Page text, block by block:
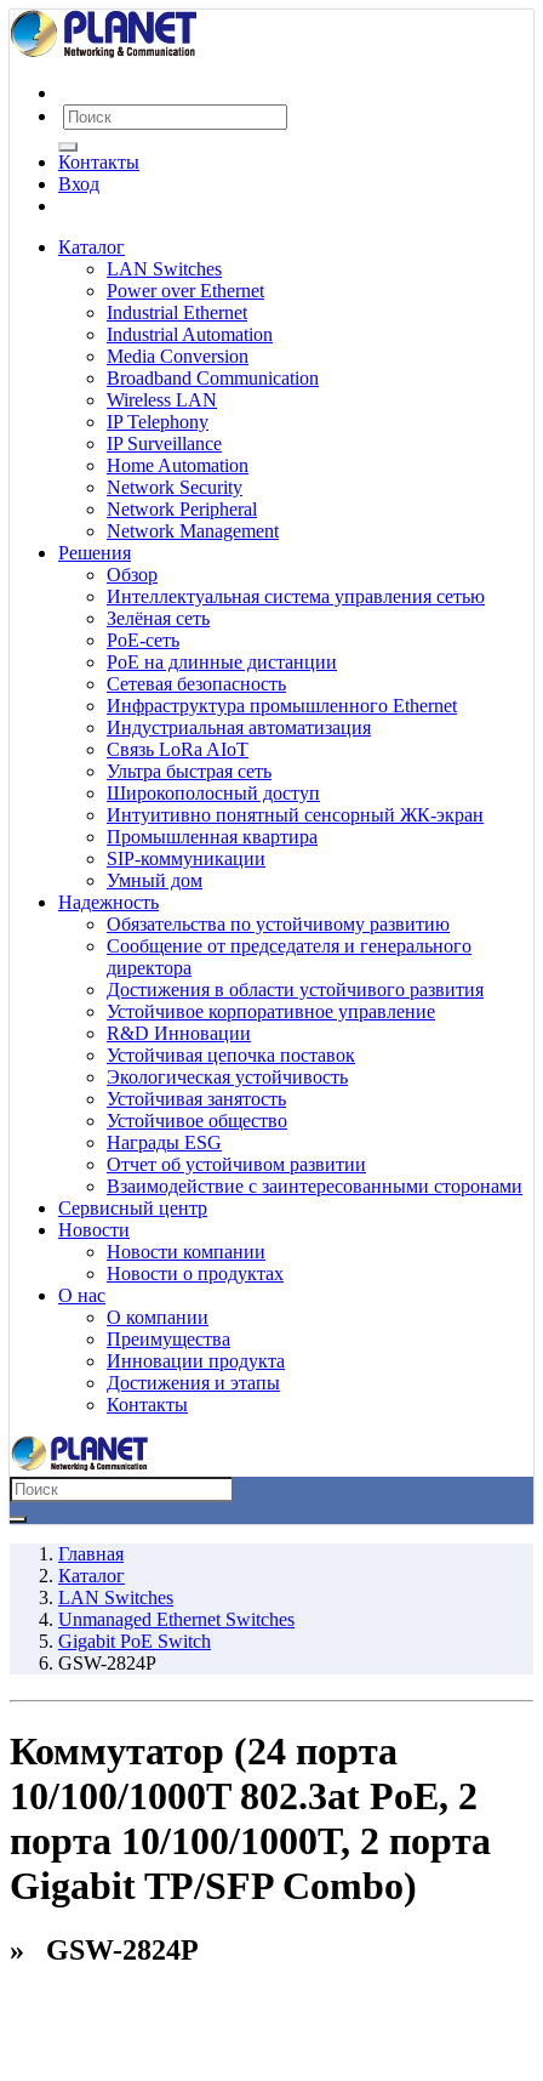
Контакты
Вход
Каталог
LAN Switches
Power over Ethernet
Industrial Ethernet
Industrial Automation
Media Conversion
Broadband Communication
Wireless LAN
IP Telephony
IP Surveillance
Home Automation
Network Security
Network Peripheral
Network Management
Решения
Обзор
Интеллектуальная система управления сетью
Зелёная сеть
PoE-сеть
PoE на длинные дистанции
Сетевая безопасность
Инфраструктура промышленного Ethernet
Индустриальная автоматизация
Связь LoRa AIoT
Ультра быстрая сеть
Широкополосный доступ
Интуитивно понятный сенсорный ЖК-экран
Промышленная квартира
SIP-коммуникации
Умный дом
Надежность
Обязательства по устойчивому развитию
Сообщение от председателя и генерального
директора
Достижения в области устойчивого развития
Устойчивое корпоративное управление
R&D Инновации
Устойчивая цепочка поставок
Экологическая устойчивость
Устойчивая занятость
Устойчивое общество
Награды ESG
Отчет об устойчивом развитии
Взаимодействие с заинтересованными сторонами
Сервисный центр
Новости
Новости компании
Новости о продуктах
О нас
О компании
Преимущества
Инновации продукта
Достижения и этапы
Контакты
Главная
Каталог
LAN Switches
Unmanaged Ethernet Switches
Gigabit PoE Switch
GSW-2824P
Коммутатор (24 порта
10/100/1000T 802.3at PoE, 2
порта 10/100/1000T, 2 порта
Gigabit TP/SFP Combo)
» GSW-2824P